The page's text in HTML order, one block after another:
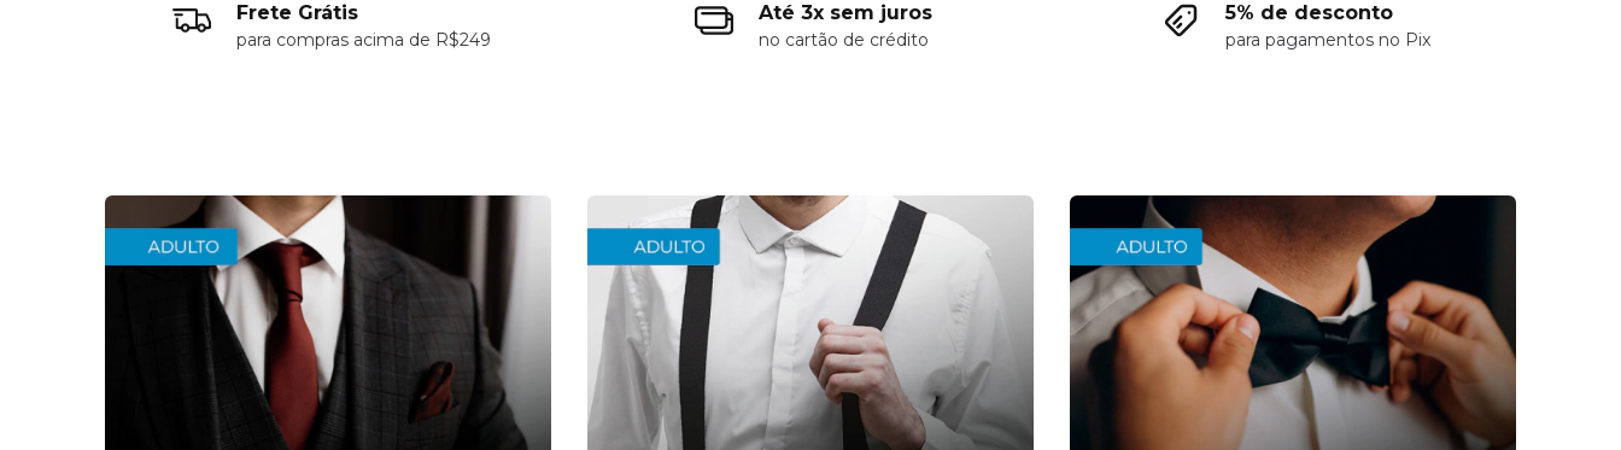
Frete Grátis
para compras acima de R$249
Até 3x sem juros
no cartão de crédito
5% de desconto
para pagamentos no Pix